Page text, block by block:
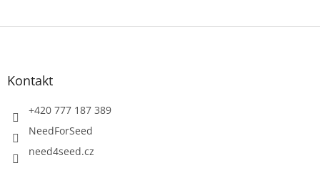
Z
Kontakt
+420 777 187 389
NeedForSeed
need4seed.cz